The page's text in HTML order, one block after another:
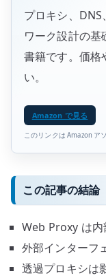
プロキシ、
ワーク設計の
書籍です。価格
い。
Amazon で見る
このリンクは Amazon ア
この記事の結論
Web Proxy は内
外部インターフ
透過プロキシは